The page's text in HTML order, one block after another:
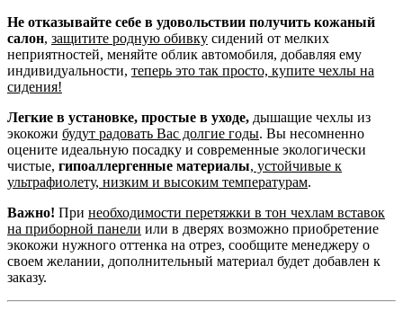
Не отказывайте себе в удовольствии получить кожаный
салон, защитите родную обивку сидений от мелких
неприятностей, меняйте облик автомобиля, добавляя ему
индивидуальности, теперь это так просто, купите чехлы на
сидения!
Легкие в установке, простые в уходе, дышащие чехлы из
экокожи будут радовать Вас долгие годы. Вы несомненно
оцените идеальную посадку и современные экологически
чистые, гипоаллергенные материалы, устойчивые к
ультрафиолету, низким и высоким температурам.
Важно! При необходимости перетяжки в тон чехлам вставок
на приборной панели или в дверях возможно приобретение
экокожи нужного оттенка на отрез, сообщите менеджеру о
своем желании, дополнительный материал будет добавлен к
заказу.